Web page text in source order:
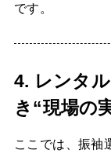
です。
4. レンタ
き“現場の
ここでは、振袖